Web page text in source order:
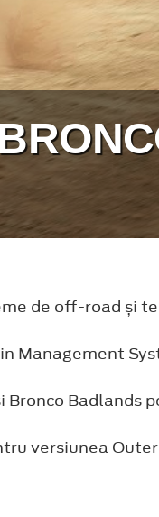
de off-road și
Management
Bronco Badlands
versiunea